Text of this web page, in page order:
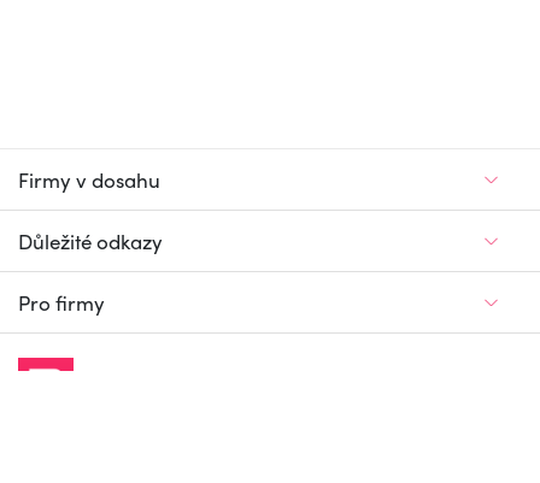
Firmy v dosahu
Důležité odkazy
Pro firmy